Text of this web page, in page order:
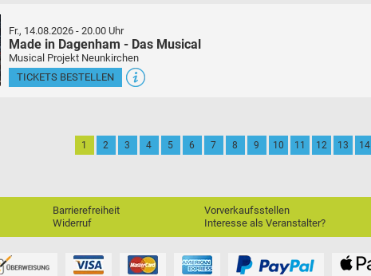
Fr., 14.08.2026 - 20.00 Uhr
Made in Dagenham - Das Musical
Musical Projekt Neunkirchen
TICKETS BESTELLEN
1 2 3 4 5 6 7 8 9 10 11 12 13 14
Barrierefreiheit
Widerruf
Vorverkaufsstellen
Interesse als Veranstalter?